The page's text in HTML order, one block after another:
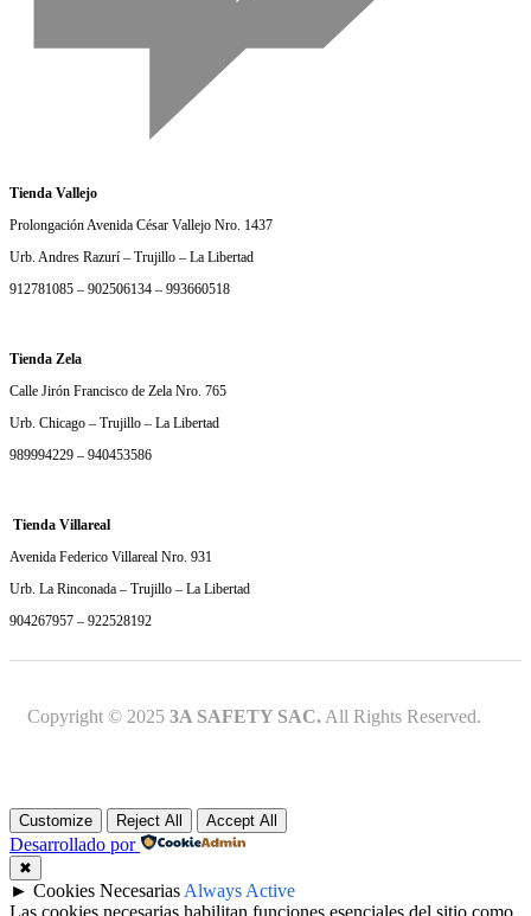
Tienda Vallejo
Prolongación Avenida César Vallejo Nro. 1437
Urb. Andres Razurí – Trujillo – La Libertad
912781085 – 902506134 – 993660518
Tienda Zela
Calle Jirón Francisco de Zela Nro. 765
Urb. Chicago – Trujillo – La Libertad
989994229 – 940453586
Tienda Villareal
Avenida Federico Villareal Nro. 931
Urb. La Rinconada – Trujillo – La Libertad
904267957 – 922528192
Copyright © 2025 3A SAFETY SAC. All Rights Reserved.
Customize Reject All Accept All
Desarrollado por
✖
► Cookies Necesarias Always Active
Las cookies necesarias habilitan funciones esenciales del sitio como